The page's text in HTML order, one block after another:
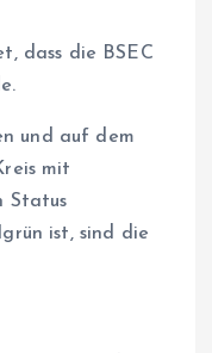
dass die BSEC
und auf dem
mit
Status
ist, sind die